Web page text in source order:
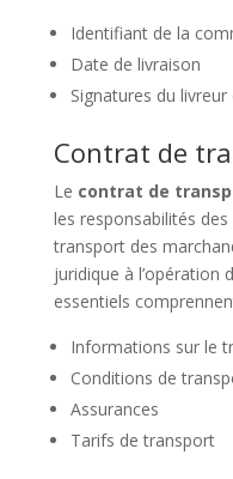
Identifiant de la
Date de livraison
Signatures du
Contrat de
Le contrat de
les responsabilités
transport des
juridique à l’opération
essentiels
Informations sur le
Conditions de
Assurances
Tarifs de transport